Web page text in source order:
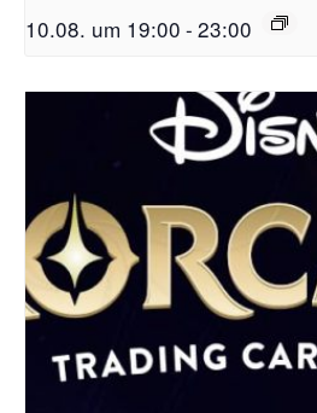
10.08. um 19:00 - 23:00